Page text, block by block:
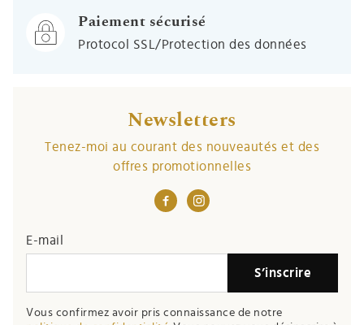
Paiement sécurisé
Protocol SSL/Protection des données
Newsletters
Tenez-moi au courant des nouveautés et des
offres promotionnelles
E-mail
S’inscrire
Vous confirmez avoir pris connaissance de notre